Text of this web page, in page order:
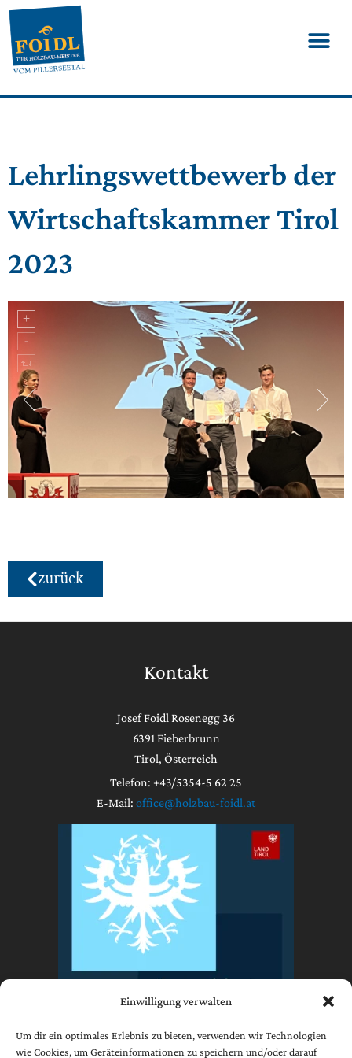
Einwilligung verwalten
Um dir ein optimales Erlebnis zu bieten, verwenden wir Technologien
wie Cookies, um Geräteinformationen zu speichern und/oder darauf
Lehrlingswettbewerb der
Wirtschaftskammer Tirol
2023
zurück
Kontakt
Josef Foidl Rosenegg 36
6391 Fieberbrunn
Tirol, Österreich
Telefon: +43/5354-5 62 25
E-Mail: office@holzbau-foidl.at